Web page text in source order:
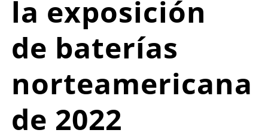
la exposición
de baterías
norteamericana
de 2022